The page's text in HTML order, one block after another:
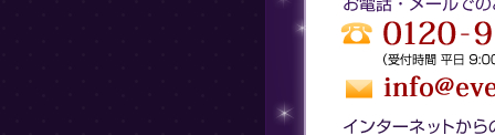
います。ただし、掲示
ビス上にユーザー本人
能性があることに十分ご
このように、当サイト
は、個人情報の保護の
了承ください。